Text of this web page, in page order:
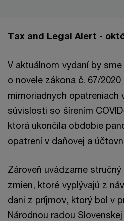
Tax and Legal Alert -
V aktuálnom vydaní by
o novele zákona č. 67/
mimoriadnych opatreniach
súvislosti so šírením
ktorá ukončila obdobie
opatrení v daňovej a
Zároveň uvádzame
zmien, ktoré vyplývajú z
dani z príjmov, ktorý bol v
Národnou radou